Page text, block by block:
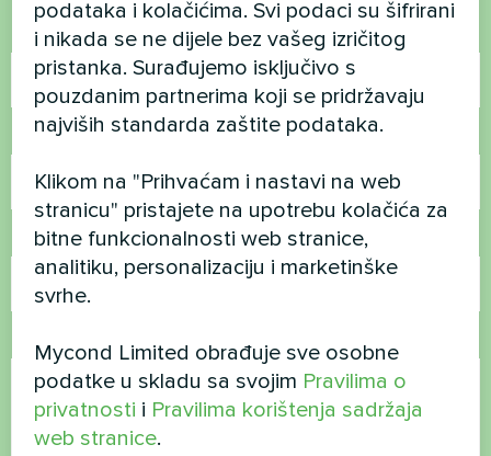
Ime
Broj telefona
E-pošta
Komentar
podataka i kolačićima. Svi podaci su šifrirani
i nikada se ne dijele bez vašeg izričitog
pristanka. Surađujemo isključivo s
pouzdanim partnerima koji se pridržavaju
najviših standarda zaštite podataka.
Klikom na "Prihvaćam i nastavi na web
stranicu" pristajete na upotrebu kolačića za
bitne funkcionalnosti web stranice,
analitiku, personalizaciju i marketinške
svrhe.
Mycond Limited obrađuje sve osobne
podatke u skladu sa svojim Pravilima o
privatnosti i Pravilima korištenja sadržaja
web stranice.